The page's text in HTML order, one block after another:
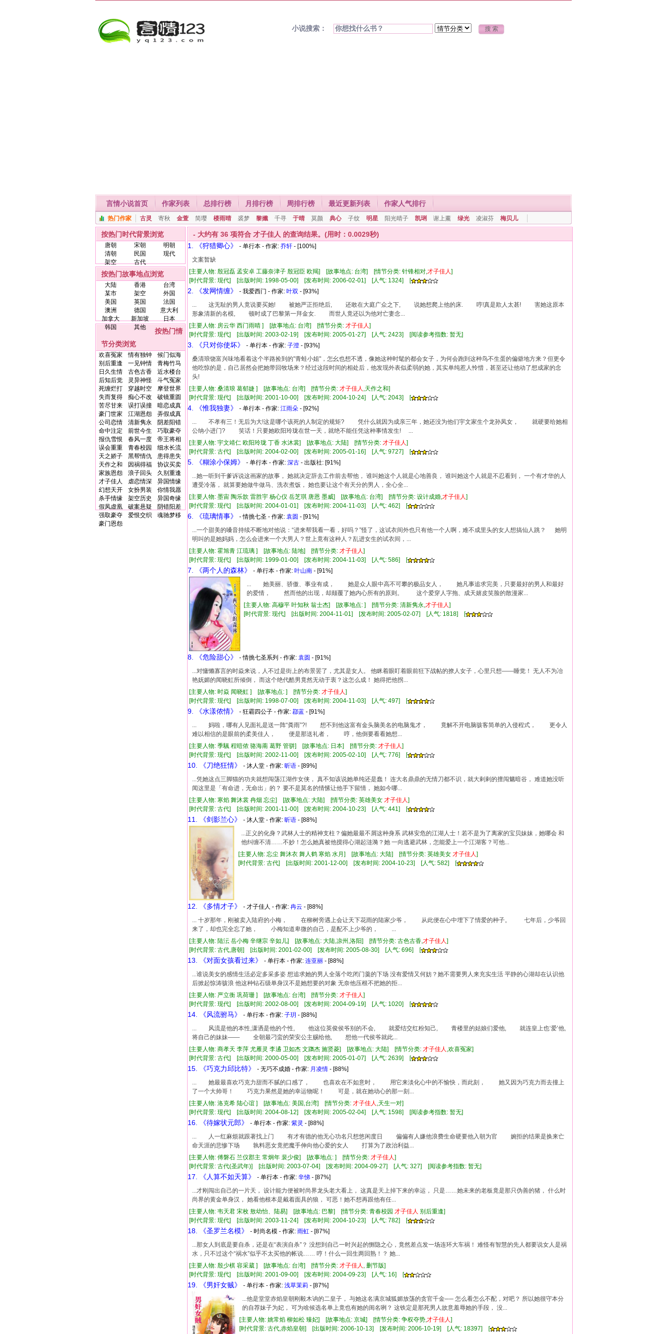
小说搜索：
言情小说首页 作家列表 总排行榜 月排行榜 周排行榜 最近更新列表 作家人气排行
热门作家 古灵 寄秋 金萱 简璎 楼雨晴 裘梦 黎孅 千寻 于晴 莫颜 典心 子纹 明星 阳光晴子 凯琍 谢上薰 绿光 凌淑芬 梅贝儿
按热门时代背景浏览
唐朝 宋朝
明朝
清朝
民国
现代
架空
古代
按热门故事地点浏览
大陆 香港
台湾
某市
架空
外国
美国
英国
法国
澳洲
德国
意大利
加拿大
新加坡
日本
韩国
其他
按热门情
节分类浏览
欢喜冤家 情有独钟
候门似海
别后重逢
一见钟情
青梅竹马
日久生情
古色古香
近水楼台
后知后觉
灵异神怪
斗气冤家
死缠烂打
穿越时空
摩登世界
失而复得
痴心不改
破镜重圆
苦尽甘来
误打误撞
暗恋成真
豪门世家
江湖恩怨
弄假成真
公司恋情
清新隽永
阴差阳错
命中注定
前世今生
巧取豪夺
报仇雪恨
春风一度
帝王将相
误会重重
青春校园
细水长流
天之娇子
黑帮情仇
患得患失
天作之和
因祸得福
协议买卖
家族恩怨
浪子回头
久别重逢
才子佳人
虐恋情深
异国情缘
幻想天开
女扮男装
你情我愿
杀手情缘
架空历史
异国奇缘
假凤虚凰
破案悬疑
阴错阳差
强取豪夺
爱恨交织
魂驰梦移
豪门恩怨
- 大约有 36 项符合 才子佳人 的查询结果。(用时：0.0029秒)
1. 《狩猎卿心》
- 单行本 - 作家: 乔轩 - [100%]
文案暂缺
[主要人物: 殷冠磊 孟安卓 工藤奈津子 殷冠臣 欧羯] [故事地点: 台湾] [情节分类: 针锋相对,才子佳人]
[时代背景: 现代] [出版时间: 1998-05-00] [发布时间: 2006-02-01] [人气: 1324] [
2. 《发网情缠》 - 我爱西门 - 作家: 叶双 - [93%]
... 这无耻的男人竟说要买她! 被她严正拒绝后, 还敢在大庭广众之下, 说她想爬上他的床. 哼!真是欺人太甚! 害她这原本
形象清新的名模, 顿时成了巴黎第一拜金女. 而世人竟还以为他对亡妻念...
[主要人物: 房云华 西门雨晴 ] [故事地点: 台湾] [情节分类: 才子佳人]
[时代背景: 现代] [出版时间: 2003-02-19] [发布时间: 2005-01-27] [人气: 2423] [阅读参考指数: 暂无]
3. 《只对你使坏》 - 单行本 - 作家: 子澄 - [93%]
桑清琅饶富兴味地看着这个半路捡到的"青蛙小姐"，怎幺也想不透，像她这种时髦的都会女子，为何会跑到这种鸟不生蛋的偏僻地方来？但更令
他吃惊的是，自己居然会把她带回牧场来？经过这段时间的相处后，他发现外表似柔弱的她，其实单纯惹人怜惜，甚至还让他动了想成家的念
头!
[主要人物: 桑清琅 葛郁婕 ] [故事地点: 台湾] [情节分类: 才子佳人 ,天作之和]
[时代背景: 现代] [出版时间: 2001-10-00] [发布时间: 2004-10-24] [人气: 2043] [
4. 《惟我独妻》 - 单行本 - 作家: 江雨朵 - [92%]
... 不孝有三！无后为大!这是哪个该死的人制定的规矩? 凭什么就因为成亲三年，她还没为他们宇文家生个龙孙凤女， 就硬要给她相
公纳小进门? 笑话！只要她欧阳玲珑在世一天，就绝不能任凭这种事情发生! ...
[主要人物: 宇文靖仁 欧阳玲珑 丁香 水沐裳] [故事地点: 大陆] [情节分类: 才子佳人]
[时代背景: 古代] [出版时间: 2004-02-00] [发布时间: 2005-01-16] [人气: 9727] [
5. 《糊涂小保姆》 - 单行本 - 作家: 深古 - 出版社: [91%]
...她一听到干爹诉说这画家的故事， 她就决定辞去工作前去帮他， 谁叫她这个人就是心地善良， 谁叫她这个人就是不忍看到， 一个有才华的人
遭受冷落， 就算要她做牛做马、洗衣煮饭， 她也要让这个有天分的男人，全心全...
[主要人物: 墨宙 陶乐歆 雷胜宇 杨心仪 岳芝琪 唐恩 墨威] [故事地点: 台湾] [情节分类: 设计成婚,才子佳人]
[时代背景: 现代] [出版时间: 2004-01-01] [发布时间: 2004-11-03] [人气: 462] [
6. 《琉璃情事》 - 情挑七圣 - 作家: 袁圆 - [91%]
...一个甜美的嗓音持续不断地对他说：“进来帮我看一看，好吗？”怪了，这试衣间外也只有他一个人啊，难不成里头的女人想搞仙人跳？ 她明
明叫的是她妈妈，怎么会进来一个大男人？世上竟有这种人？乱进女生的试衣间，...
[主要人物: 霍旭青 江琉璃 ] [故事地点: 陆地] [情节分类: 才子佳人]
[时代背景: 现代] [出版时间: 1999-01-00] [发布时间: 2004-11-03] [人气: 586] [
7. 《两个人的森林》 - 单行本 - 作家: 叶山南 - [91%]
... 她美丽、骄傲、事业有成， 她是众人眼中高不可攀的极品女人， 她凡事追求完美，只要最好的男人和最好
的爱情， 然而他的出现，却颠覆了她内心所有的原则。 这个爱穿人字拖、成天嬉皮笑脸的散漫家...
[主要人物: 高穆平 叶知秋 翁士杰] [故事地点: ] [情节分类: 清新隽永,才子佳人]
[时代背景: 现代] [出版时间: 2004-11-01] [发布时间: 2005-02-07] [人气: 1818] [
8. 《危险甜心》 - 情挑七圣系列 - 作家: 袁圆 - [91%]
...对慵懒寡言的时焱来说，人不过是街上的布景罢了，尤其是女人。 他眯着眼盯着眼前狂下战帖的撩人女子，心里只想——睡觉！ 无人不为冶
艳妩媚的闻晓虹所倾倒， 而这个绝代酷男竟然无动于衷？这怎么成！ 她得把他拐...
[主要人物: 时焱 闻晓虹 ] [故事地点: ] [情节分类: 才子佳人]
[时代背景: 现代] [出版时间: 1998-07-00] [发布时间: 2004-11-03] [人气: 497] [
9. 《水漾侬情》 - 狂霸四公子 - 作家: 鄀蓝 - [91%]
... 妈啦，哪有人见面礼是送一阵“粪雨”?! 想不到他这富有金头脑美名的电脑鬼才， 竟解不开电脑骇客简单的入侵程式， 更令人
难以相信的是眼前的柔美佳人， 便是那送礼者， 哼，他倒要看看她想...
[主要人物: 季颿 程暟侬 骆海萳 葛野 管骈] [故事地点: 日本] [情节分类: 才子佳人]
[时代背景: 现代] [出版时间: 2002-11-00] [发布时间: 2005-02-10] [人气: 776] [
10. 《刀绝狂情》 - 沐人堂 - 作家: 昕语 - [89%]
...凭她这点三脚猫的功夫就想闯荡江湖作女侠， 真不知该说她单纯还是蠢！ 连大名鼎鼎的无情刀都不识，就大剌剌的擅闯魑暗谷， 难道她没听
闻这里是「有命进，无命出」的？ 要不是莫名的情愫让他手下留情， 她如今哪...
[主要人物: 寒焰 舞沐裳 冉烟 忘尘] [故事地点: 大陆] [情节分类: 英雄美女 才子佳人]
[时代背景: 古代] [出版时间: 2001-11-00] [发布时间: 2004-10-23] [人气: 441] [
11. 《剑影兰心》 - 沐人堂 - 作家: 昕语 - [88%]
...正义的化身？武林人士的精神支柱？偏她最最不屑这种身系 武林安危的江湖人士！若不是为了离家的宝贝妹妹，她哪会 和
他纠缠不清……不妙！怎么她真被他搅得心湖起涟漪？她 一向逃避武林，怎能爱上一个江湖客？可他...
[主要人物: 忘尘 舞沐衣 舞人鹤 寒焰 水月] [故事地点: 大陆] [情节分类: 英雄美女 才子佳人]
[时代背景: 古代] [出版时间: 2001-12-00] [发布时间: 2004-10-23] [人气: 582] [
12. 《多情才子》 - 才子佳人 - 作家: 冉云 - [88%]
... 十岁那年，刚被卖入陆府的小梅， 在柳树旁遇上会让天下花雨的陆家少爷， 从此便在心中埋下了情爱的种子。 七年后，少爷回
来了，却也完全忘了她， 小梅知道卑微的自己，是配不上少爷的， ...
[主要人物: 陆沄 岳小梅 辛继宗 辛如儿] [故事地点: 大陆,凉州,洛阳] [情节分类: 古色古香,才子佳人]
[时代背景: 古代,唐朝] [出版时间: 2001-02-00] [发布时间: 2005-08-30] [人气: 696] [
13. 《对面女孩看过来》 - 单行本 - 作家: 连亚丽 - [88%]
...谁说美女的感情生活必定多采多姿 想追求她的男人全落个吃闭门羹的下场 没有爱情又何妨？她不需要男人来充实生活 平静的心湖却在认识他
后掀起惊涛骇浪 他这种钻石级单身汉不是她想要的对象 无奈他压根不把她的拒...
[主要人物: 严立衡 巩荷珊 ] [故事地点: 台湾] [情节分类: 才子佳人]
[时代背景: 现代] [出版时间: 2002-08-00] [发布时间: 2004-09-19] [人气: 1020] [
14. 《风流驸马》 - 单行本 - 作家: 子玥 - [88%]
... 风流是他的本性,潇洒是他的个性, 他这位英俊侯爷别的不会, 就爱结交红粉知己, 青楼里的姑娘们爱他, 就连皇上也‘爱’他,
将自己的妹妹—— 全朝最刁蛮的荣安公主赐给他, 想他一代侯爷就此...
[主要人物: 商孝天 李萍 尤雁灵 李遹 卫如杰 文躌杰 施贤菱] [故事地点: 大陆] [情节分类: 才子佳人 ,欢喜冤家]
[时代背景: 古代] [出版时间: 2000-05-00] [发布时间: 2005-01-07] [人气: 2639] [
15. 《巧克力邱比特》 - 无巧不成婚 - 作家: 月凌情 - [88%]
... 她最最喜欢巧克力甜而不腻的口感了， 也喜欢在不如意时， 用它来淡化心中的不愉快，而此刻， 她又因为巧克力而去撞上
了一个大帅哥！ 巧克力果然是她的幸运物呢！ 可是，就在她动心的那一刻...
[主要人物: 洛克希 陆心谊 ] [故事地点: 美国,台湾] [情节分类: 才子佳人 ,天生一对]
[时代背景: 现代] [出版时间: 2004-08-12] [发布时间: 2005-02-04] [人气: 1598] [阅读参考指数: 暂无]
16. 《待嫁状元郎》 - 单行本 - 作家: 紫灵 - [88%]
... 人一红麻烦就跟著找上门 有才有德的他无心功名只想悠闲度日 偏偏有人嫌他浪费生命硬要他入朝为官 婉拒的结果是换来亡
命天涯的悲惨下场 孰料恶女竟把魔手伸向他心爱的女人 打算为了政治利益...
[主要人物: 傅磐石 兰仪郡主 常炯年 裴少俊] [故事地点: ] [情节分类: 才子佳人]
[时代背景: 古代(圣武年)] [出版时间: 2003-07-04] [发布时间: 2004-09-27] [人气: 327] [阅读参考指数: 暂无]
17. 《人算不如天算》 - 单行本 - 作家: 辛悌 - [87%]
...才刚闯出自己的一片天， 设计能力便被时尚界龙头老大看上， 这真是天上掉下来的幸运， 只是……她未来的老板竟是那只伪善的猪， 什么时
尚界的黄金单身汉， 她看他根本是戴着面具的狼， 可恶！她不想再跟他有任...
[主要人物: 韦天君 宋枚 敖幼怡、陆易] [故事地点: 巴黎] [情节分类: 青春校园 才子佳人 别后重逢]
[时代背景: 现代] [出版时间: 2003-11-24] [发布时间: 2004-10-23] [人气: 782] [
18. 《圣罗兰名模》 - 时尚名模 - 作家: 雨虹 - [87%]
...那女人到底是要自杀，还是在“表演自杀”？ 没想到自己一时兴起的恻隐之心，竟然差点发一场连环大车祸！ 难怪有智慧的先人都要说女人是祸
水，只不过这个“祸水”似乎不太买他的帐说…… 哼！什么一回生两回熟！？ 她...
[主要人物: 殷少棋 容采葳 ] [故事地点: 台湾] [情节分类: 才子佳人 , 删节版]
[时代背景: 现代] [出版时间: 2001-09-00] [发布时间: 2004-09-23] [人气: 16] [
19. 《男奸女贼》 - 单行本 - 作家: 浅草茉莉 - [87%]
...他是堂堂赤焰皇朝刚毅木讷的二皇子， 与她这名满京城狐媚放荡的贪官千金── 怎么看怎么不配，对吧？ 所以她很守本分
的自荐妹子为妃， 可为啥候选名单上竟也有她的闺名咧？ 这铁定是那死男人故意羞辱她的手段， 没...
[主要人物: 姚常焰 柳如松 臻妃] [故事地点: 京城] [情节分类: 争权夺势,才子佳人]
[时代背景: 古代,赤焰皇朝] [出版时间: 2006-10-13] [发布时间: 2006-10-19] [人气: 18397] [